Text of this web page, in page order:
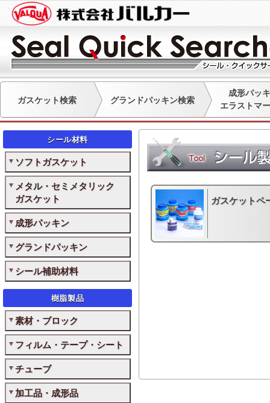
ガスケット検索 グランドパッキン検索
成形パッ
エラストマ
シール材料
ソフトガスケット
メタル・セミメタリック
ガスケット
成形パッキン
グランドパッキン
シール補助材料
樹脂製品
素材・ブロック
フィルム・テープ・シート
チューブ
加工品・成形品
ガスケットペ